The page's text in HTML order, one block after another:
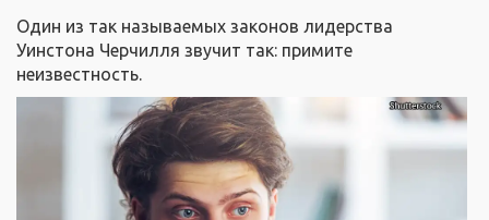
Один из так называемых законов лидерства
Уинстона Черчилля звучит так: примите
неизвестность.